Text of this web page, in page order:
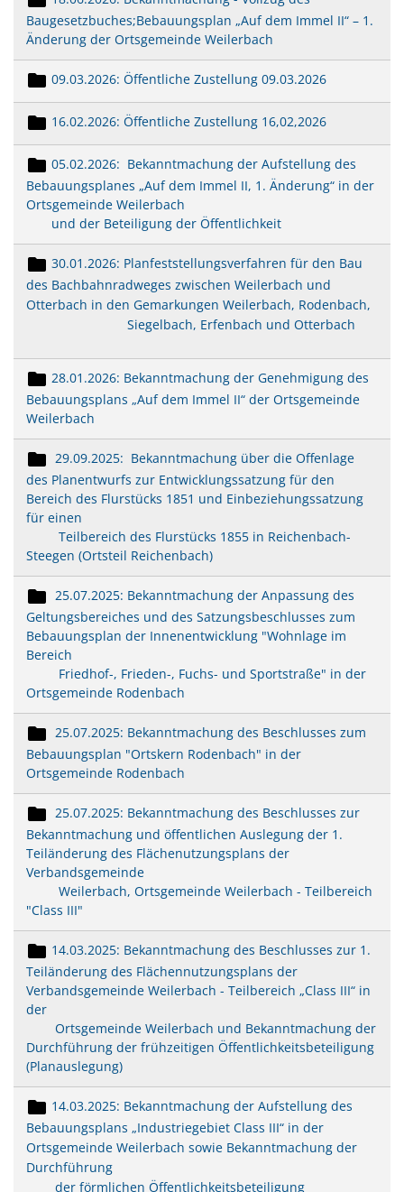
Kneippbecken
US-Hospital Weilerbach
Interessenbekundung
Mobilität
Historie
Klimaschutzlinks
Nahwärmenetz Grundschule
Baugesetzbuches;Bebauungsplan „Auf dem Immel II“ – 1.
Änderung der Ortsgemeinde Weilerbach
09.03.2026: Öffentliche Zustellung 09.03.2026
16.02.2026: Öffentliche Zustellung 16,02,2026
05.02.2026: Bekanntmachung der Aufstellung des
Bebauungsplanes „Auf dem Immel II, 1. Änderung“ in der
Ortsgemeinde Weilerbach
und der Beteiligung der Öffentlichkeit
30.01.2026: Planfeststellungsverfahren für den Bau
des Bachbahnradweges zwischen Weilerbach und
Otterbach in den Gemarkungen Weilerbach, Rodenbach,
Siegelbach, Erfenbach und Otterbach
28.01.2026: Bekanntmachung der Genehmigung des
Bebauungsplans „Auf dem Immel II“ der Ortsgemeinde
Weilerbach
29.09.2025: Bekanntmachung über die Offenlage
des Planentwurfs zur Entwicklungssatzung für den
Bereich des Flurstücks 1851 und Einbeziehungssatzung
für einen
Teilbereich des Flurstücks 1855 in Reichenbach-
Steegen (Ortsteil Reichenbach)
25.07.2025: Bekanntmachung der Anpassung des
Geltungsbereiches und des Satzungsbeschlusses zum
Bebauungsplan der Innenentwicklung "Wohnlage im
Bereich
Friedhof-, Frieden-, Fuchs- und Sportstraße" in der
Ortsgemeinde Rodenbach
25.07.2025: Bekanntmachung des Beschlusses zum
Bebauungsplan "Ortskern Rodenbach" in der
Ortsgemeinde Rodenbach
25.07.2025: Bekanntmachung des Beschlusses zur
Bekanntmachung und öffentlichen Auslegung der 1.
Teiländerung des Flächenutzungsplans der
Verbandsgemeinde
Weilerbach, Ortsgemeinde Weilerbach - Teilbereich
"Class III"
14.03.2025: Bekanntmachung des Beschlusses zur 1.
Teiländerung des Flächennutzungsplans der
Verbandsgemeinde Weilerbach - Teilbereich „Class III“ in
der
Ortsgemeinde Weilerbach und Bekanntmachung der
Durchführung der frühzeitigen Öffentlichkeitsbeteiligung
(Planauslegung)
14.03.2025: Bekanntmachung der Aufstellung des
Bebauungsplans „Industriegebiet Class III“ in der
Ortsgemeinde Weilerbach sowie Bekanntmachung der
Durchführung
der förmlichen Öffentlichkeitsbeteiligung